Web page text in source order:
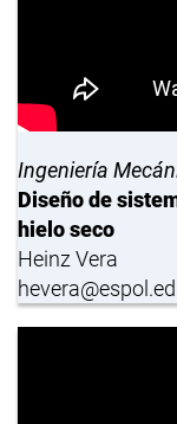
Ingeniería
Diseño de
hielo seco
Heinz Vera